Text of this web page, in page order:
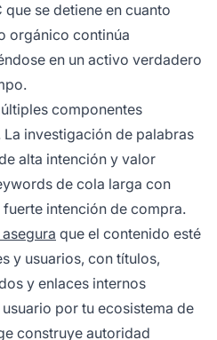
se detiene en cuanto
orgánico continúa
en un activo verdadero
componentes
investigación de palabras
alta intención y valor
de cola larga con
intención de compra.
que el contenido esté
y usuarios, con títulos,
y enlaces internos
por tu ecosistema de
construye autoridad